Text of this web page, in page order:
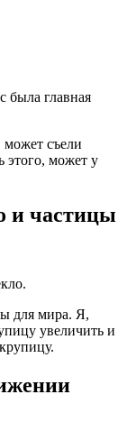
была главная
съели
этого, может у
и частицы
для мира. Я,
увеличить и